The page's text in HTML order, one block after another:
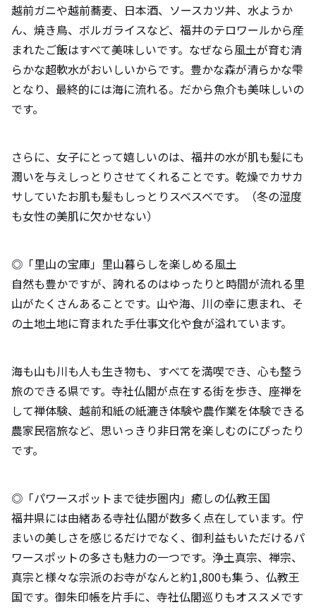
越前ガニや越前蕎麦、日本酒、ソースカツ丼、水ようか
ん、焼き鳥、ボルガライスなど、福井のテロワールから産
まれたご飯はすべて美味しいです。なぜなら風土が育む清
らかな超軟水がおいしいからです。豊かな森が清らかな雫
となり、最終的には海に流れる。だから魚介も美味しいの
です。
さらに、女子にとって嬉しいのは、福井の水が肌も髪にも
潤いを与えしっとりさせてくれることです。乾燥でカサカ
サしていたお肌も髪もしっとりスベスベです。（冬の湿度
も女性の美肌に欠かせない）
◎「里山の宝庫」里山暮らしを楽しめる風土
自然も豊かですが、誇れるのはゆったりと時間が流れる里
山がたくさんあることです。山や海、川の幸に恵まれ、そ
の土地土地に育まれた手仕事文化や食が溢れています。
海も山も川も人も生き物も、すべてを満喫でき、心も整う
旅のできる県です。寺社仏閣が点在する街を歩き、座禅を
して禅体験、越前和紙の紙漉き体験や農作業を体験できる
農家民宿旅など、思いっきり非日常を楽しむのにぴったり
です。
◎「パワースポットまで徒歩圏内」癒しの仏教王国
福井県には由緒ある寺社仏閣が数多く点在しています。佇
まいの美しさを感じるだけでなく、御利益もいただけるパ
ワースポットの多さも魅力の一つです。浄土真宗、禅宗、
真宗と様々な宗派のお寺がなんと約1,800も集う、仏教王
国です。御朱印帳を片手に、寺社仏閣巡りもオススメです